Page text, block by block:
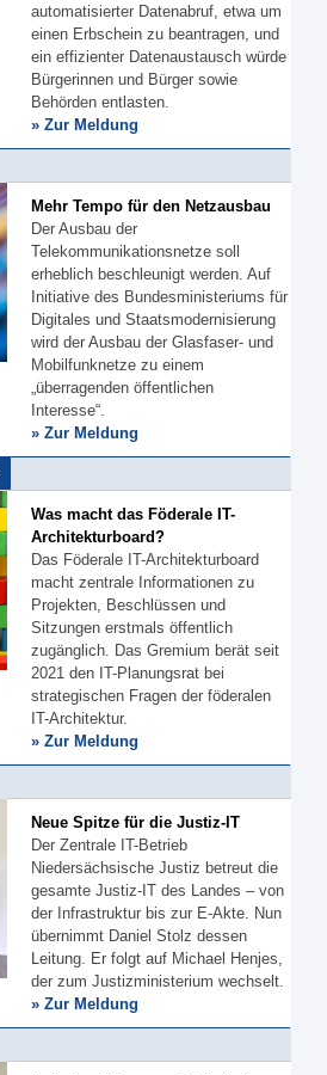
automatisierter Datenabruf, etwa um
einen Erbschein zu beantragen, und
ein effizienter Datenaustausch würde
Bürgerinnen und Bürger sowie
Behörden entlasten.
» Zur Meldung
Mehr Tempo für den Netzausbau
Der Ausbau der
Telekommunikationsnetze soll
erheblich beschleunigt werden. Auf
Initiative des Bundesministeriums für
Digitales und Staatsmodernisierung
wird der Ausbau der Glasfaser- und
Mobilfunknetze zu einem
„überragenden öffentlichen
Interesse“.
» Zur Meldung
Was macht das Föderale IT-
Architekturboard?
Das Föderale IT-Architekturboard
macht zentrale Informationen zu
Projekten, Beschlüssen und
Sitzungen erstmals öffentlich
zugänglich. Das Gremium berät seit
2021 den IT-Planungsrat bei
strategischen Fragen der föderalen
IT-Architektur.
» Zur Meldung
Neue Spitze für die Justiz-IT
Der Zentrale IT-Betrieb
Niedersächsische Justiz betreut die
gesamte Justiz-IT des Landes – von
der Infrastruktur bis zur E-Akte. Nun
übernimmt Daniel Stolz dessen
Leitung. Er folgt auf Michael Henjes,
der zum Justizministerium wechselt.
» Zur Meldung